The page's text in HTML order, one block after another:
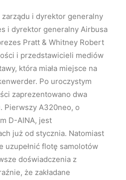
i dyrektor generalny
i dyrektor generalny Airbusa
Pratt & Whitney Robert
i przedstawicieli mediów
która miała miejsce na
Po uroczystym
zaprezentowano dwa
Pierwszy A320neo, o
D-AINA, jest
już od stycznia. Natomiast
uzupełnić flotę samolotów
doświadczenia z
że zakładane